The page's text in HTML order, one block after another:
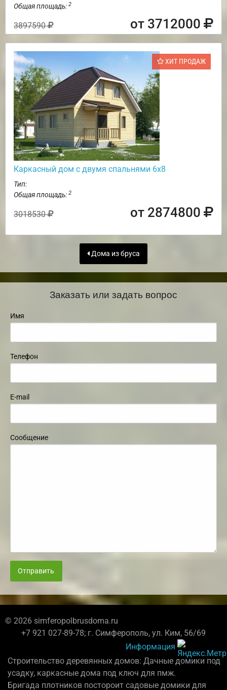
Общая площадь: 2
3897590 от 3712000
ХИТ ПРОДАЖ
Каркасный дом с двумя спальнями 6х8
Тип:
Общая площадь: 2
3018530 от 2874800
Дома из бруса
Заказать или задать вопрос
Имя
Телефон
E-mail
Сообщение
Отправить
© 2026 simferopolbrusdoma.ru
+7 921 027-89-78; г. Симферополь, ул. Ким, 56/69
Информация
Строительство деревянных домов: Дачные домики под
усадку, каркасные дома под ключ для пмж.
Бригада плотников постороит садовые домики для